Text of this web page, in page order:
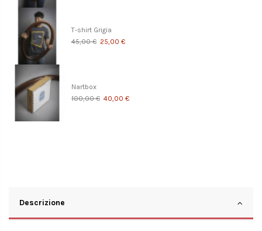
T-shirt Grigia
45,00 € 25,00 €
Nartbox
100,00 € 40,00 €
Descrizione